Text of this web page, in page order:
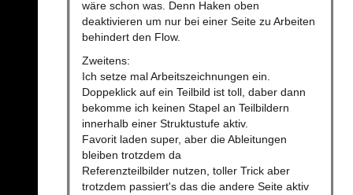
wäre schon was. Denn Haken oben
deaktivieren um nur bei einer Seite zu Arbeiten
behindert den Flow.
Zweitens:
Ich setze mal Arbeitszeichnungen ein.
Doppeklick auf ein Teilbild ist toll, daber dann
bekomme ich keinen Stapel an Teilbildern
innerhalb einer Struktustufe aktiv.
Favorit laden super, aber die Ableitungen
bleiben trotzdem da
Referenzteilbilder nutzen, toller Trick aber
trotzdem passiert's das die andere Seite aktiv